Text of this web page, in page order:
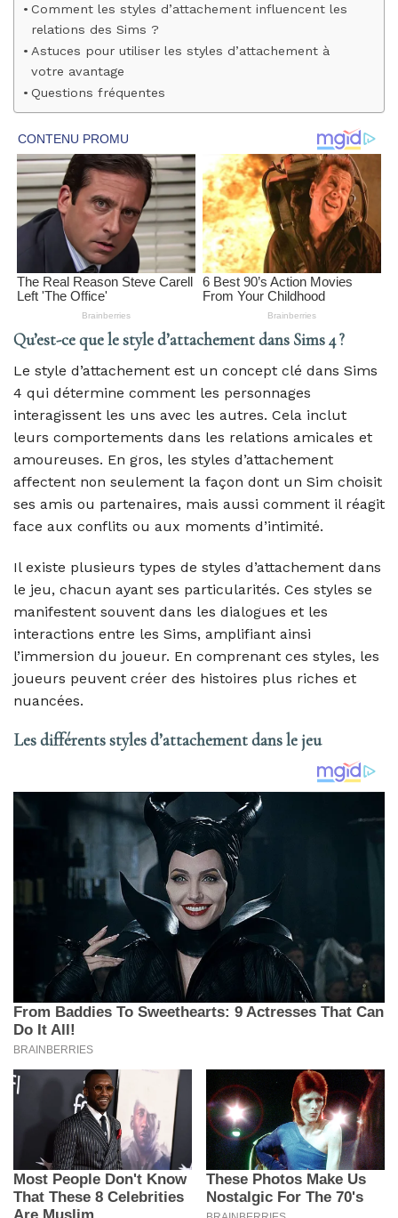
Comment les styles d’attachement influencent les
relations des Sims ?
Astuces pour utiliser les styles d’attachement à
votre avantage
Questions fréquentes
Qu’est-ce que le style d’attachement dans Sims 4 ?
Le style d’attachement est un concept clé dans Sims
4 qui détermine comment les personnages
interagissent les uns avec les autres. Cela inclut
leurs comportements dans les relations amicales et
amoureuses. En gros, les styles d’attachement
affectent non seulement la façon dont un Sim choisit
ses amis ou partenaires, mais aussi comment il réagit
face aux conflits ou aux moments d’intimité.
Il existe plusieurs types de styles d’attachement dans
le jeu, chacun ayant ses particularités. Ces styles se
manifestent souvent dans les dialogues et les
interactions entre les Sims, amplifiant ainsi
l’immersion du joueur. En comprenant ces styles, les
joueurs peuvent créer des histoires plus riches et
nuancées.
Les différents styles d’attachement dans le jeu